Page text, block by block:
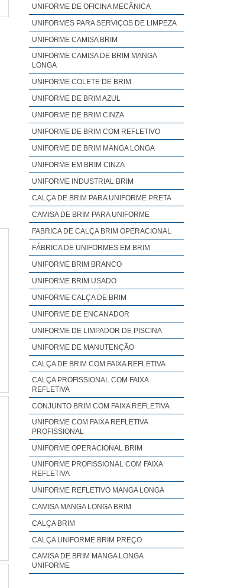
UNIFORME DE OFICINA MECÂNICA
UNIFORMES PARA SERVIÇOS DE LIMPEZA
UNIFORME CAMISA BRIM
UNIFORME CAMISA DE BRIM MANGA
LONGA
UNIFORME COLETE DE BRIM
UNIFORME DE BRIM AZUL
UNIFORME DE BRIM CINZA
UNIFORME DE BRIM COM REFLETIVO
UNIFORME DE BRIM MANGA LONGA
UNIFORME EM BRIM CINZA
UNIFORME INDUSTRIAL BRIM
CALÇA DE BRIM PARA UNIFORME PRETA
CAMISA DE BRIM PARA UNIFORME
FABRICA DE CALÇA BRIM OPERACIONAL
FÁBRICA DE UNIFORMES EM BRIM
UNIFORME BRIM BRANCO
UNIFORME BRIM USADO
UNIFORME CALÇA DE BRIM
UNIFORME DE ENCANADOR
UNIFORME DE LIMPADOR DE PISCINA
UNIFORME DE MANUTENÇÃO
CALÇA DE BRIM COM FAIXA REFLETIVA
CALÇA PROFISSIONAL COM FAIXA
REFLETIVA
CONJUNTO BRIM COM FAIXA REFLETIVA
UNIFORME COM FAIXA REFLETIVA
PROFISSIONAL
UNIFORME OPERACIONAL BRIM
UNIFORME PROFISSIONAL COM FAIXA
REFLETIVA
UNIFORME REFLETIVO MANGA LONGA
CAMISA MANGA LONGA BRIM
CALÇA BRIM
CALÇA UNIFORME BRIM PREÇO
CAMISA DE BRIM MANGA LONGA
UNIFORME